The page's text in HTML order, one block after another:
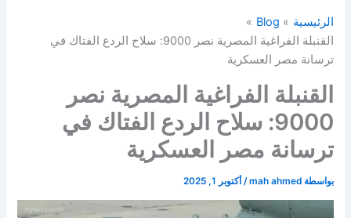
الرئيسية
Blog
القنبلة الفراغية المصرية نصر 9000: سلاح الردع الفتاك في
ترسانة مصر العسكرية
القنبلة الفراغية المصرية نصر
9000: سلاح الردع الفتاك في
ترسانة مصر العسكرية
بواسطة mah ahmed
/ أكتوبر 1, 2025